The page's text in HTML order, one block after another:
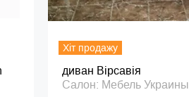
Хіт продажу
диван Вірсавія
Салон: Мебель Украины